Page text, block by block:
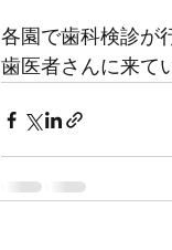
各園で歯科検診が
歯医者さんに来て